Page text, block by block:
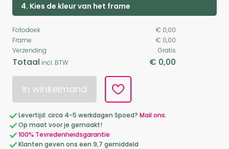
4. Kies de kleur van het frame
Fotodoek
€ 0,00
Frame
€ 0,00
Verzending
Gratis
Totaal incl. BTW € 0,00
In winkelmand
Levertijd: circa 4-5 werkdagen Spoed? Mail ons.
Op maat voor je gemaakt!
100% Tevredenheidsgarantie
Klanten geven ons een 9,7 gemiddeld